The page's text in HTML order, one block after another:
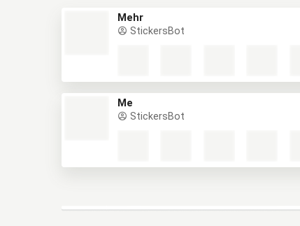
Mehr
StickersBot
Me
StickersBot